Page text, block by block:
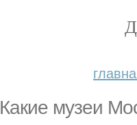
Какие музеи